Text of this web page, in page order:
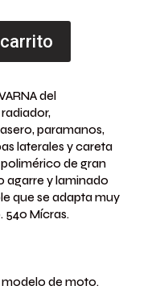
del
paramanos,
laterales y careta
de gran
agarre y laminado
que se adapta muy
540 Mícras.
de moto.